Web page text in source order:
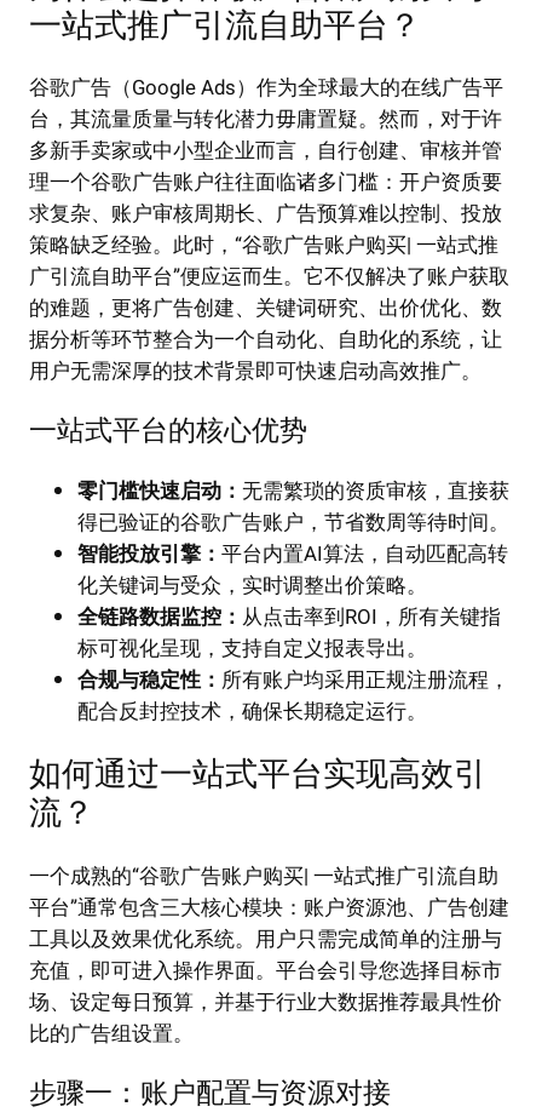
一站式推广引流自助平台？
谷歌广告（Google Ads）作为全球最大的在线广告平
台，其流量质量与转化潜力毋庸置疑。然而，对于许
多新手卖家或中小型企业而言，自行创建、审核并管
理一个谷歌广告账户往往面临诸多门槛：开户资质要
求复杂、账户审核周期长、广告预算难以控制、投放
策略缺乏经验。此时，“谷歌广告账户购买| 一站式推
广引流自助平台”便应运而生。它不仅解决了账户获取
的难题，更将广告创建、关键词研究、出价优化、数
据分析等环节整合为一个自动化、自助化的系统，让
用户无需深厚的技术背景即可快速启动高效推广。
一站式平台的核心优势
零门槛快速启动： 无需繁琐的资质审核，直接获
得已验证的谷歌广告账户，节省数周等待时间。
智能投放引擎： 平台内置AI算法，自动匹配高转
化关键词与受众，实时调整出价策略。
全链路数据监控： 从点击率到ROI，所有关键指
标可视化呈现，支持自定义报表导出。
合规与稳定性： 所有账户均采用正规注册流程，
配合反封控技术，确保长期稳定运行。
如何通过一站式平台实现高效引
流？
一个成熟的“谷歌广告账户购买| 一站式推广引流自助
平台”通常包含三大核心模块：账户资源池、广告创建
工具以及效果优化系统。用户只需完成简单的注册与
充值，即可进入操作界面。平台会引导您选择目标市
场、设定每日预算，并基于行业大数据推荐最具性价
比的广告组设置。
步骤一：账户配置与资源对接